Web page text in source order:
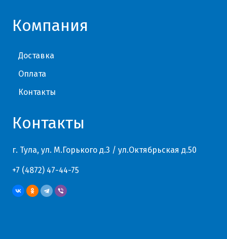
Компания
Доставка
Оплата
Контакты
Контакты
г. Тула, ул. М.Горького д.3 / ул.Октябрьская д.50
+7 (4872) 47-44-75